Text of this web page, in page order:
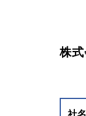
株
社名